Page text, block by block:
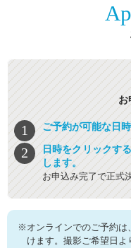
お
ご予約が可能な日
日時をクリックす
します。
お申込み完了で正式
※オンラインでのご予約は
けます。撮影ご希望日